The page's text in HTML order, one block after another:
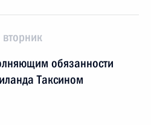
обязанности
Таксином